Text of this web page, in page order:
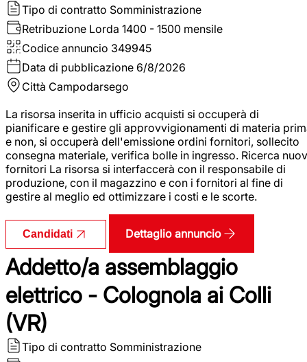
Tipo di contratto Somministrazione
Retribuzione Lorda 1400 - 1500 mensile
Codice annuncio 349945
Data di pubblicazione 6/8/2026
Città Campodarsego
La risorsa inserita in ufficio acquisti si occuperà di
pianificare e gestire gli approvvigionamenti di materia
e non, si occuperà dell'emissione ordini fornitori, sollecito
consegna materiale, verifica bolle in ingresso. Ricerca
fornitori La risorsa si interfaccerà con il responsabile di
produzione, con il magazzino e con i fornitori al fine di
gestire al meglio ed ottimizzare i costi e le scorte.
Candidati Dettaglio annuncio
Addetto/a assemblaggio
elettrico - Colognola ai Colli
(VR)
Tipo di contratto Somministrazione